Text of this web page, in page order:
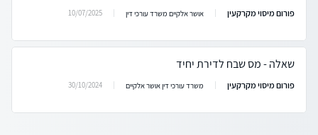
פורום מיסוי מקרקעין אושר אלקיים משרד עורכי דין 10/07/2025
שאלה - מס שבח לדירת יחיד
פורום מיסוי מקרקעין משרד עורכי דין אושר אלקיים 30/10/2024